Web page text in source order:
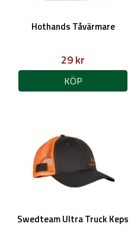
Hothands Tåvärmare
29 kr
KÖP
Swedteam Ultra Truck Keps